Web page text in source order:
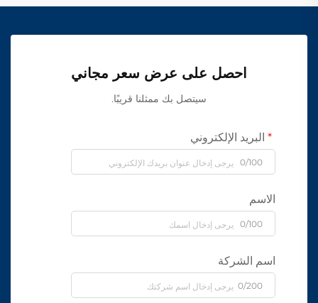
احصل على عرض سعر مجاني
سيتصل بك ممثلنا قريبًا.
البريد الإلكتروني
0/100
الاسم
0/100
اسم الشركة
0/200